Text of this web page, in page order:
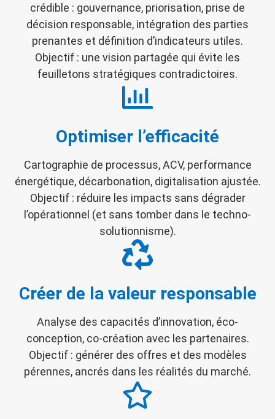
crédible : gouvernance, priorisation, prise de
décision responsable, intégration des parties
prenantes et définition d’indicateurs utiles.
Objectif : une vision partagée qui évite les
feuilletons stratégiques contradictoires.
Optimiser l’efficacité
Cartographie de processus, ACV, performance
énergétique, décarbonation, digitalisation ajustée.
Objectif : réduire les impacts sans dégrader
l’opérationnel (et sans tomber dans le techno-
solutionnisme).
Créer de la valeur responsable
Analyse des capacités d’innovation, éco-
conception, co-création avec les partenaires.
Objectif : générer des offres et des modèles
pérennes, ancrés dans les réalités du marché.